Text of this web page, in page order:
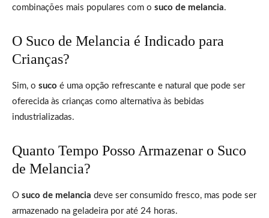
combinações mais populares com o suco de melancia.
O Suco de Melancia é Indicado para
Crianças?
Sim, o suco é uma opção refrescante e natural que pode ser
oferecida às crianças como alternativa às bebidas
industrializadas.
Quanto Tempo Posso Armazenar o Suco
de Melancia?
O suco de melancia deve ser consumido fresco, mas pode ser
armazenado na geladeira por até 24 horas.